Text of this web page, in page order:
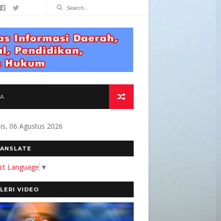
KAMI MEMBANGUN MEDIA
06 Agustus 2026
Language ▼
VIDEO